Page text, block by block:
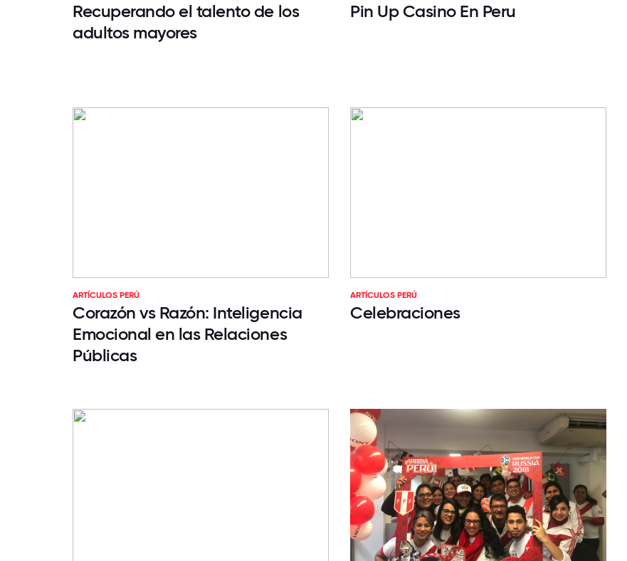
Recuperando el talento de los
adultos mayores
Pin Up Casino En Peru
ARTÍCULOS PERÚ
Corazón vs Razón: Inteligencia
Emocional en las Relaciones
Públicas
ARTÍCULOS PERÚ
Celebraciones